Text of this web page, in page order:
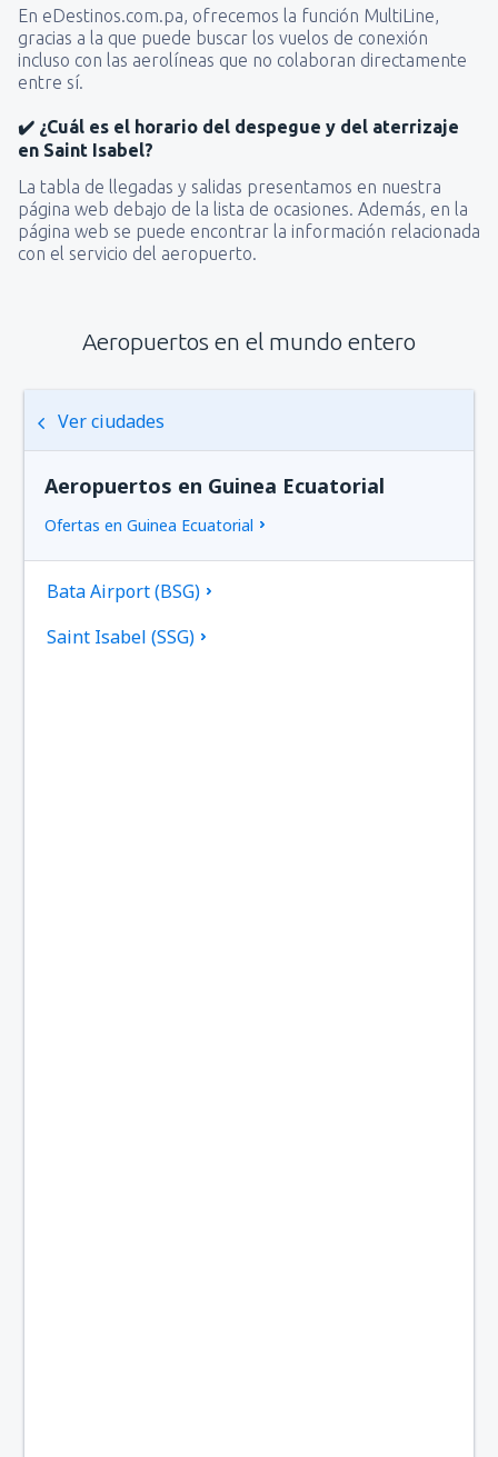
En eDestinos.com.pa, ofrecemos la función MultiLine,
gracias a la que puede buscar los vuelos de conexión
incluso con las aerolíneas que no colaboran directamente
entre sí.
✔️ ¿Cuál es el horario del despegue y del aterrizaje
en Saint Isabel?
La tabla de llegadas y salidas presentamos en nuestra
página web debajo de la lista de ocasiones. Además, en la
página web se puede encontrar la información relacionada
con el servicio del aeropuerto.
Aeropuertos en el mundo entero
Ver ciudades
Aeropuertos en Guinea Ecuatorial
Ofertas en Guinea Ecuatorial
Bata Airport (BSG)
Saint Isabel (SSG)